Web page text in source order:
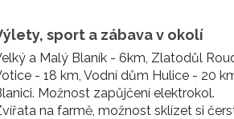
sport a zábava v okolí
a Malý Blaník - 6km, Zlatodůl
- 18 km, Vodní dům Hulice - 20
Možnost zapůjčení elektrokol.
na farmě, možnost sklízet si